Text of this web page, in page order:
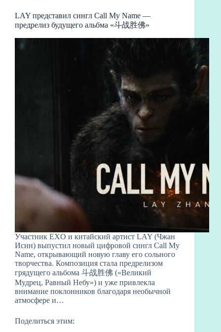
LAY представил сингл Call My Name —
предрелиз будущего альбма «斗战胜佛»
Участник EXO и китайский артист LAY (Чжан
Исин) выпустил новый цифровой сингл Call My
Name, открывающий новую главу его сольного
творчества. Композиция стала предрелизом
грядущего альбома 斗战胜佛 («Великий
Мудрец, Равный Небу») и уже привлекла
внимание поклонников благодаря необычной
атмосфере и…
Поделиться этим: